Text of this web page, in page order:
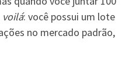
voilá: você possui um lote
no mercado padrão,